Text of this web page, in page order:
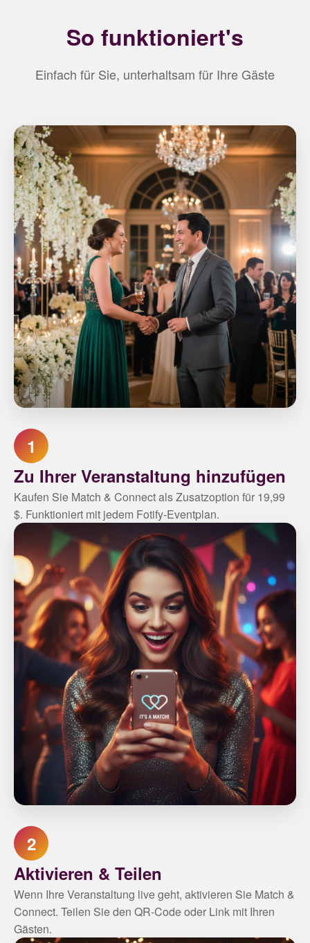
So funktioniert's
Einfach für Sie, unterhaltsam für Ihre Gäste
1
Zu Ihrer Veranstaltung hinzufügen
Kaufen Sie Match & Connect als Zusatzoption für 19,99
$. Funktioniert mit jedem Fotify-Eventplan.
2
Aktivieren & Teilen
Wenn Ihre Veranstaltung live geht, aktivieren Sie Match &
Connect. Teilen Sie den QR-Code oder Link mit Ihren
Gästen.